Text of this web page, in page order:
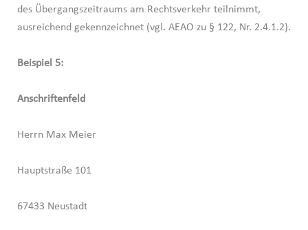
des Übergangszeitraums am Rechtsverkehr teilnimmt,
ausreichend gekennzeichnet (vgl. AEAO zu § 122, Nr. 2.4.1.2).
Beispiel 5:
Anschriftenfeld
Herrn Max Meier
Hauptstraße 101
67433 Neustadt